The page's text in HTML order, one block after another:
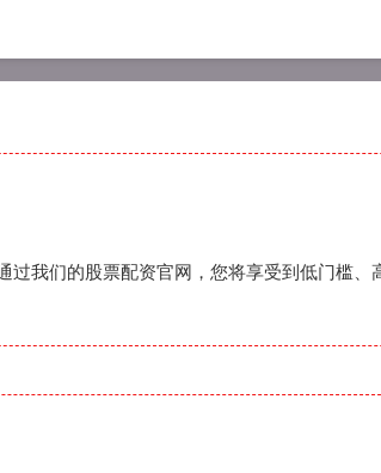
我们的股票配资官网，您将享受到低门槛、